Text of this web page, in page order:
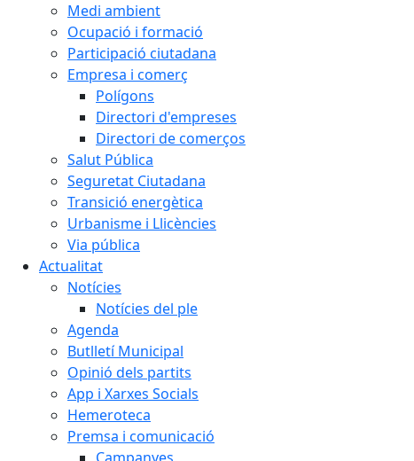
Medi ambient
Ocupació i formació
Participació ciutadana
Empresa i comerç
Polígons
Directori d'empreses
Directori de comerços
Salut Pública
Seguretat Ciutadana
Transició energètica
Urbanisme i Llicències
Via pública
Actualitat
Notícies
Notícies del ple
Agenda
Butlletí Municipal
Opinió dels partits
App i Xarxes Socials
Hemeroteca
Premsa i comunicació